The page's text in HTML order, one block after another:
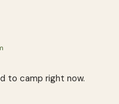
to camp right now.